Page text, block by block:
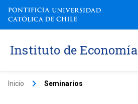
Instituto de Economía
Inicio keyboard_arrow_right Seminarios